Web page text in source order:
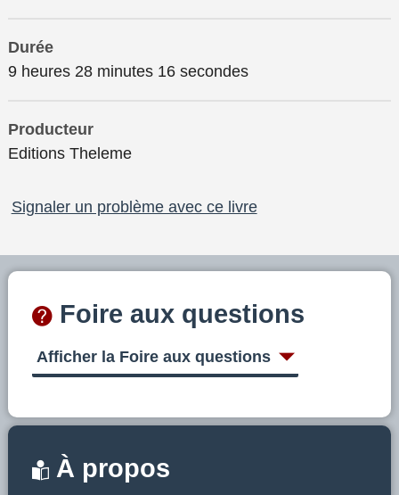
Durée
9 heures 28 minutes 16 secondes
Producteur
Editions Theleme
Signaler un problème avec ce livre
Foire aux questions
Afficher la Foire aux questions
À propos